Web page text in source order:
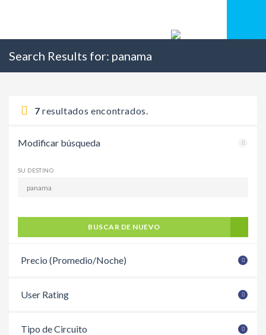
Search Results for: panama
7 resultados encontrados.
Modificar búsqueda
SU DESTINO
BUSCAR DE NUEVO
Precio (Promedio/Noche)
User Rating
Tipo de Circuito